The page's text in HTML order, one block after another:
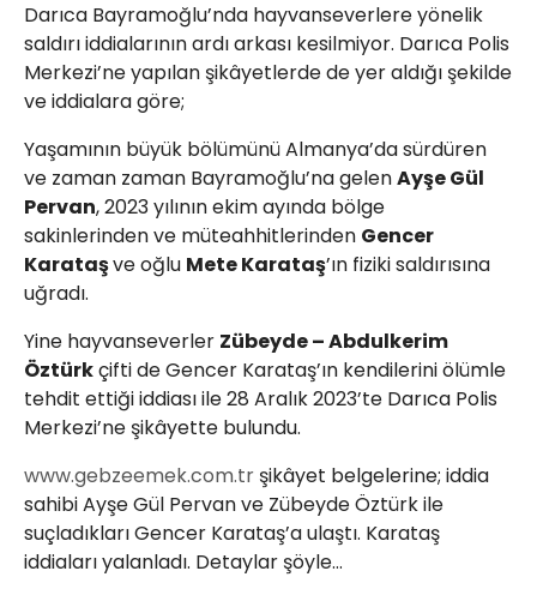
Darıca Bayramoğlu’nda hayvanseverlere yönelik
saldırı iddialarının ardı arkası kesilmiyor. Darıca Polis
Merkezi’ne yapılan şikâyetlerde de yer aldığı şekilde
ve iddialara göre;
Yaşamının büyük bölümünü Almanya’da sürdüren
ve zaman zaman Bayramoğlu’na gelenAyşe Gül
Pervan, 2023 yılının ekim ayında bölge
sakinlerinden ve müteahhitlerinden Gencer
Karataşve oğlu Mete Karataş’ın fiziki saldırısına
uğradı.
Yine hayvanseverler Zübeyde – Abdulkerim
Öztürkçifti de Gencer Karataş’ın kendilerini ölümle
tehdit ettiği iddiası ile 28 Aralık 2023’te Darıca Polis
Merkezi’ne şikâyette bulundu.
www.gebzeemek.com.tr şikâyet belgelerine; iddia
sahibi Ayşe Gül Pervan ve Zübeyde Öztürk ile
suçladıkları Gencer Karataş’a ulaştı. Karataş
iddiaları yalanladı. Detaylar şöyle…